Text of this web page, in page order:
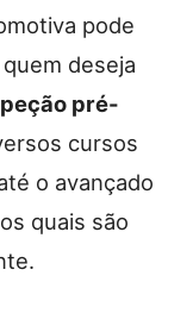
pode
deseja
pré-
cursos
o avançado
quais são